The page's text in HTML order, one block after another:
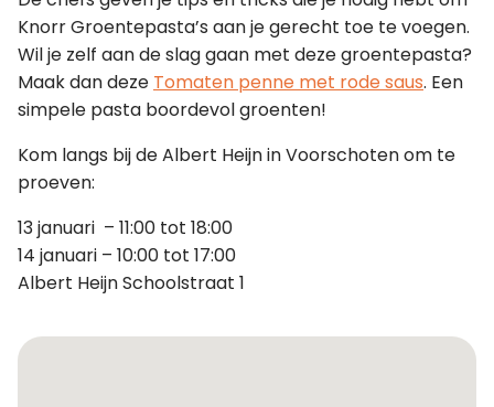
Knorr Groentepasta’s aan je gerecht toe te voegen.
Wil je zelf aan de slag gaan met deze groentepasta?
Maak dan deze Tomaten penne met rode saus. Een
simpele pasta boordevol groenten!
Kom langs bij de Albert Heijn in Voorschoten om te
proeven:
13 januari – 11:00 tot 18:00
14 januari – 10:00 tot 17:00
Albert Heijn Schoolstraat 1